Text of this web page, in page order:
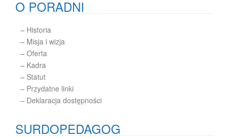
O PORADNI
– Historia
– Misja i wizja
– Oferta
– Kadra
– Statut
– Przydatne linki
– Deklaracja dostępności
SURDOPEDAGOG